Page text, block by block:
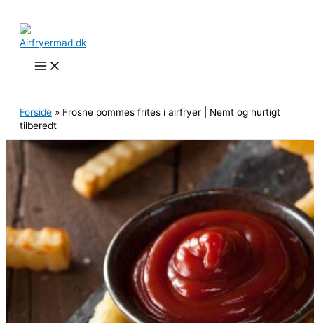
indholdet
Forside » Frosne pommes frites i airfryer | Nemt og hurtigt
tilberedt